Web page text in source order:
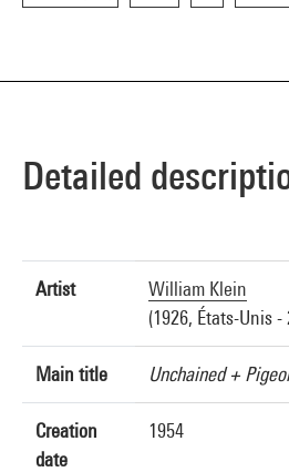
Detailed
Artist
William Klein
(1926, États-Unis -
Main title Unchained +
Creation
date
1954